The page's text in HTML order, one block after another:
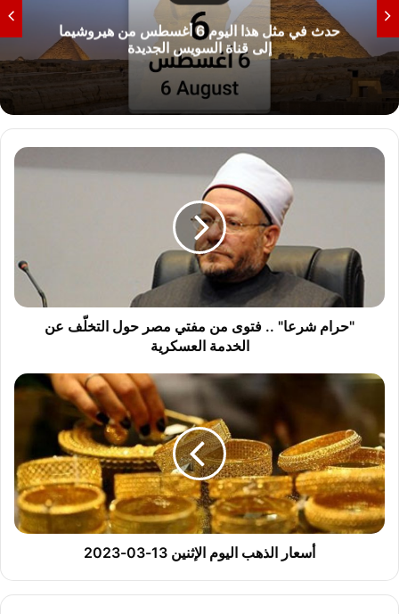
حدث في مثل هذا اليوم 6 أغسطس من هيروشيما
إلى قناة السويس الجديدة
"
ا
ف
ى
م
ن
م
ف
ت
ص
"حرام شرعا" .. فتوى من مفتي مصر حول التخلّف عن
الخدمة العسكرية
أ
ا
ر
ا
ل
ذ
ه
أسعار الذهب اليوم الإثنين 13-03-2023